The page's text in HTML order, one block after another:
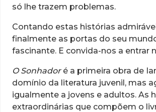
só lhe trazem problemas.
Contando estas histórias
finalmente as portas do seu
fascinante. E convida-nos a entrar
O Sonhador é a primeira obra de
domínio da literatura juvenil, mas
igualmente a jovens e adultos. As
extraordinárias que compõem o